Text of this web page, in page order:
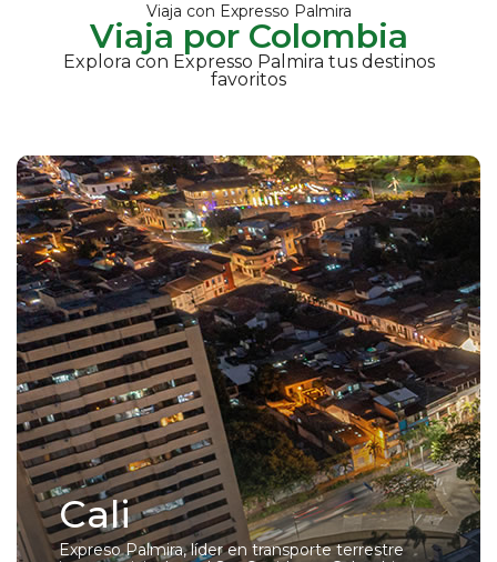
Viaja con Expresso Palmira
Viaja por Colombia
Explora con Expresso Palmira tus destinos
favoritos
Cali
Expreso Palmira, líder en transporte terrestre